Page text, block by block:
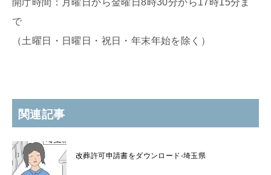
開庁時間：月曜日から金曜日8時30分から17時15分ま
で
（土曜日・日曜日・祝日・年末年始を除く）
関連記事
改葬許可申請書をダウンロード-埼玉県